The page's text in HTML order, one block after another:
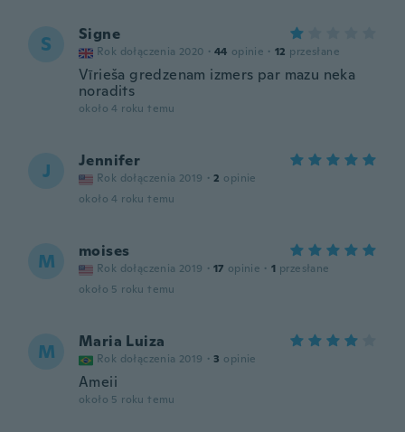
S Signe
Rok dołączenia 2020 · 44 opinie · 12 przesłane
Vīrieša gredzenam izmers par mazu neka
noradits
około 4 roku temu
J Jennifer
Rok dołączenia 2019 · 2 opinie
około 4 roku temu
M moises
Rok dołączenia 2019 · 17 opinie · 1 przesłane
około 5 roku temu
M Maria Luiza
Rok dołączenia 2019 · 3 opinie
Ameii
około 5 roku temu